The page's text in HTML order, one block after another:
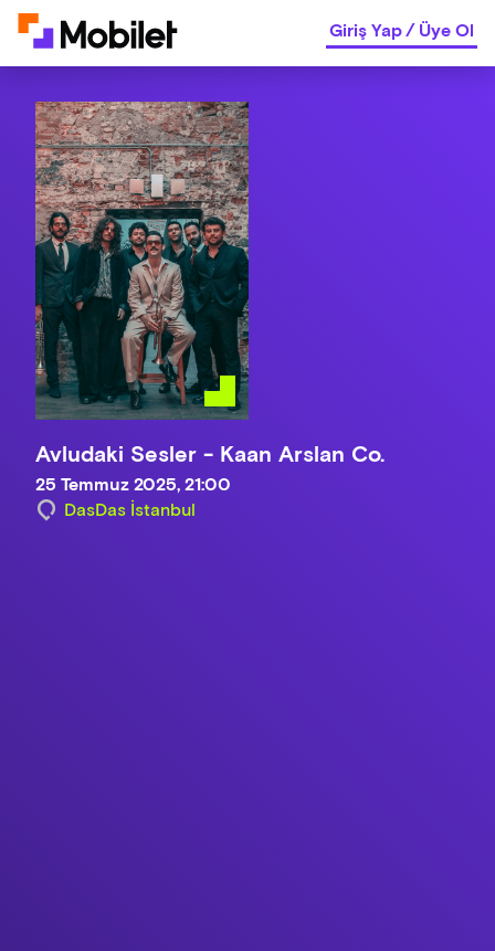
Giriş Yap/Üye Ol
Avludaki Sesler - Kaan Arslan Co.
25 Temmuz 2025, 21:00
DasDas İstanbul